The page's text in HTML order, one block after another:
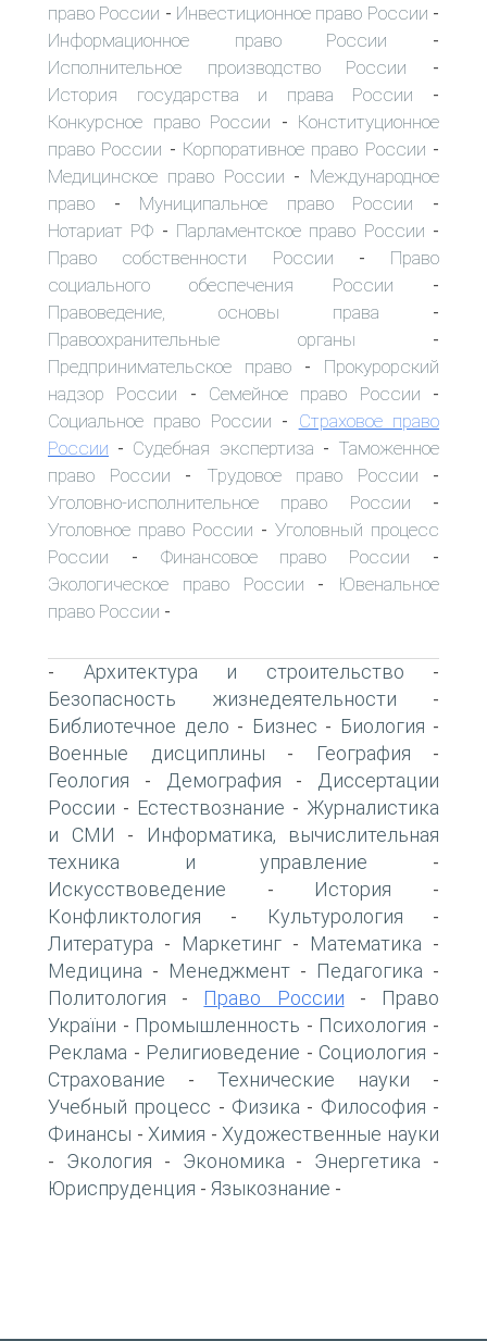
право России - Инвестиционное право России -
Информационное право России -
Исполнительное производство России -
История государства и права России -
Конкурсное право России - Конституционное
право России - Корпоративное право России -
Медицинское право России - Международное
право - Муниципальное право России -
Нотариат РФ - Парламентское право России -
Право собственности России - Право
социального обеспечения России -
Правоведение, основы права -
Правоохранительные органы -
Предпринимательское право - Прокурорский
надзор России - Семейное право России -
Социальное право России - Страховое право
России - Судебная экспертиза - Таможенное
право России - Трудовое право России -
Уголовно-исполнительное право России -
Уголовное право России - Уголовный процесс
России - Финансовое право России -
Экологическое право России -
Ювенальное
право России -
- Архитектура и строительство -
Безопасность жизнедеятельности -
Библиотечное дело - Бизнес - Биология -
Военные дисциплины - География -
Геология - Демография -
Диссертации
России - Естествознание - Журналистика
и СМИ -
Информатика, вычислительная
техника и управление -
Искусствоведение - История -
Конфликтология - Культурология -
Литература - Маркетинг - Математика -
Медицина - Менеджмент - Педагогика -
Политология - Право России -
Право
України - Промышленность - Психология -
Реклама - Религиоведение - Социология -
Страхование - Технические науки -
Учебный процесс - Физика - Философия -
Финансы - Химия - Художественные науки
- Экология - Экономика - Энергетика -
Юриспруденция - Языкознание -